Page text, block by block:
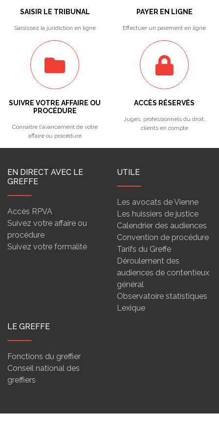
SAISIR LE TRIBUNAL
Saisissez la juridiction en ligne
PAYER EN LIGNE
Effectuer un paiement en ligne
SUIVRE VOTRE AFFAIRE OU
PROCÉDURE
Connaitre l'avancement de votre
affaire ou procédure
ACCÈS RÉSERVÉS
Juges, professionnels du droit,
clients en compte
EN DIRECT AVEC LE
GREFFE
Accès RPVA
Suivez votre affaire ou
procédure
Suivez votre formalité
UTILE
Les avocats de Vienne
Les huissiers de justice
Calendrier des audiences
Convention de procédure
Tarifs du Greffe
Déroulement des
audiences de contentieux
général
Observatoire statistiques
Lexique
LE GREFFE
Fonctions du greffier
Conseil national des
greffiers